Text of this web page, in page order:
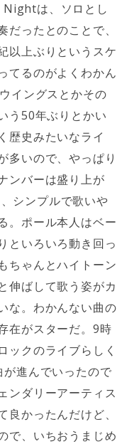
Nightは、ソロとし
ったとのことで、
以上ぶりというスケ
てるのがよくわかん
イングスとかその
う50年ぶりとかい
歴史みたいなライ
多いので、やっぱり
ンバーは盛り上が
シンプルで歌いや
。ポール本人はベー
といろいろ動き回っ
ちゃんとハイトーン
伸ばして歌う姿がカ
な。わかんない曲の
在がスターだ。9時
ックのライブらしく
進んでいったので
ンダリーアーティス
良かったんだけど、
で、いちおうまじめ